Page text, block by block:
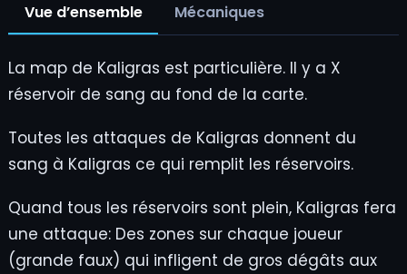
Vue d’ensemble Mécaniques
La map de Kaligras est particulière. Il y a X
réservoir de sang au fond de la carte.
Toutes les attaques de Kaligras donnent du
sang à Kaligras ce qui remplit les réservoirs.
Quand tous les réservoirs sont plein, Kaligras fera
une attaque: Des zones sur chaque joueur
(grande faux) qui infligent de gros dégâts aux